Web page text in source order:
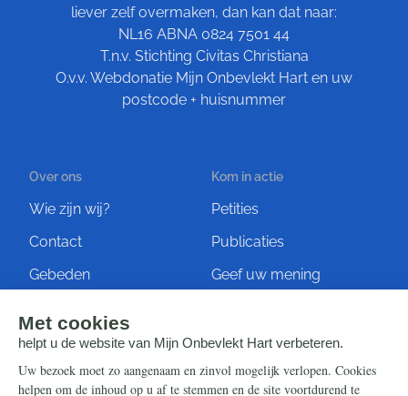
liever zelf overmaken, dan kan dat naar:
NL16 ABNA 0824 7501 44
T.n.v. Stichting Civitas Christiana
O.v.v. Webdonatie Mijn Onbevlekt Hart en uw
postcode + huisnummer
Over ons
Wie zijn wij?
Contact
Gebeden
Kom in actie
Petities
Publicaties
Geef uw mening
Steun ons Info